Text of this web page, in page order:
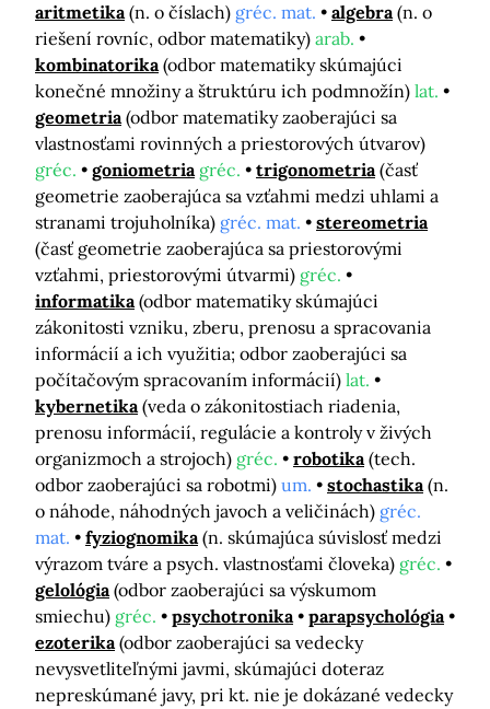
aritmetika (n. o číslach) gréc. mat. algebra (n. o
riešení rovníc, odbor matematiky) arab.
kombinatorika (odbor matematiky skúmajúci
konečné množiny a štruktúru ich podmnožín) lat.
geometria (odbor matematiky zaoberajúci sa
vlastnosťami rovinných a priestorových útvarov)
gréc.
goniometria gréc. trigonometria (časť
geometrie zaoberajúca sa vzťahmi medzi uhlami a
stranami trojuholníka) gréc. mat.
stereometria
(časť geometrie zaoberajúca sa priestorovými
vzťahmi, priestorovými útvarmi) gréc.
informatika (odbor matematiky skúmajúci
zákonitosti vzniku, zberu, prenosu a spracovania
informácií a ich využitia; odbor zaoberajúci sa
počítačovým spracovaním informácií) lat.
kybernetika (veda o zákonitostiach riadenia,
prenosu informácií, regulácie a kontroly v živých
organizmoch a strojoch) gréc. robotika (tech.
odbor zaoberajúci sa robotmi) um. stochastika (n.
o náhode, náhodných javoch a veličinách) gréc.
mat.
fyziognomika (n. skúmajúca súvislosť medzi
výrazom tváre a psych. vlastnosťami človeka) gréc.
gelológia (odbor zaoberajúci sa výskumom
smiechu) gréc. psychotronika
parapsychológia
ezoterika (odbor zaoberajúci sa vedecky
nevysvetliteľnými javmi, skúmajúci doteraz
nepreskúmané javy, pri kt. nie je dokázané vedecky